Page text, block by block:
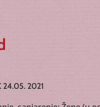
24.05. 2021